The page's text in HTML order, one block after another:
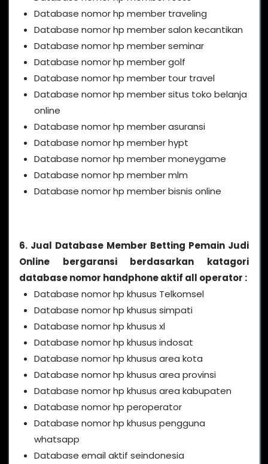
Database nomor hp member traveling
Database nomor hp member salon kecantikan
Database nomor hp member seminar
Database nomor hp member golf
Database nomor hp member tour travel
Database nomor hp member situs toko belanja
online
Database nomor hp member asuransi
Database nomor hp member hypt
Database nomor hp member moneygame
Database nomor hp member mlm
Database nomor hp member bisnis online
6. Jual Database Member Betting Pemain Judi
Online bergaransi berdasarkan katagori
database nomor handphone aktif all operator :
Database nomor hp khusus Telkomsel
Database nomor hp khusus simpati
Database nomor hp khusus xl
Database nomor hp khusus indosat
Database nomor hp khusus area kota
Database nomor hp khusus area provinsi
Database nomor hp khusus area kabupaten
Database nomor hp peroperator
Database nomor hp khusus pengguna
whatsapp
Database email aktif seindonesia